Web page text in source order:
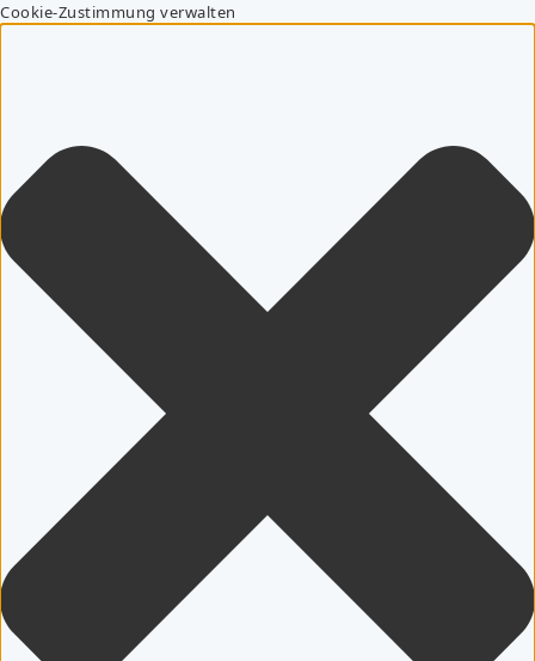
Cookie-Zustimmung verwalten